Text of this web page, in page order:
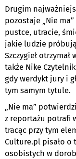
Drugim
pozostaje „Nie
pustce, utracie,
jakie ludzie
Szczygieł otrzymał
także Nike
gdy werdykt jury i
tym samym tytule.
„Nie ma”
z reportażu potrafi
tracąc przy tym
Culture.pl pisało o
osobistych w